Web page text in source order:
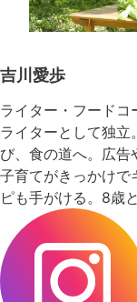
吉川愛歩
ライター・フードコ
ライターとして独立
び、食の道へ。広告
子育てがきっかけで
ピも手がける。8歳